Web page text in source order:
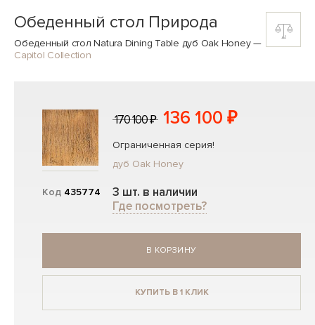
Обеденный стол Природа
Обеденный стол Natura Dining Table дуб Oak Honey—
Capitol Collection
Код 435774
170 100 ₽ 136 100 ₽
Ограниченная серия!
дуб Oak Honey
3 шт. в наличии
Где посмотреть?
В КОРЗИНУ
КУПИТЬ В 1 КЛИК